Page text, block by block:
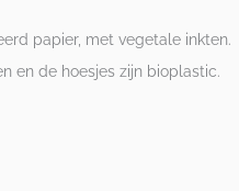
papier, met vegetale inkten.
en de hoesjes zijn bioplastic.